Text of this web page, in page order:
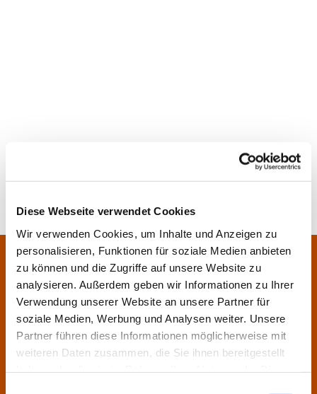
Diese Webseite verwendet Cookies
Wir verwenden Cookies, um Inhalte und Anzeigen zu
personalisieren, Funktionen für soziale Medien anbieten
zu können und die Zugriffe auf unsere Website zu
analysieren. Außerdem geben wir Informationen zu Ihrer
Verwendung unserer Website an unsere Partner für
soziale Medien, Werbung und Analysen weiter. Unsere
Partner führen diese Informationen möglicherweise mit
weiteren Daten zusammen, die Sie ihnen bereitgestellt
Pfarrei Sankt Klara und Franziskus am Main
Zentrales Pfarrbüro:
Im Bangert 8,63450 Hanau
06181 9230070
pfarrei.klara-franziskus@bistum-fulda.de
Öffnungszeiten:
Montag
geschlossen